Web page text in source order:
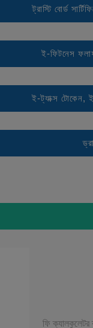
ট্রাস্টি বোর্ড
ই-ফিটনেস
ই-ট্যাক্স টোকেন,
ফি ক্যালকুলেটর